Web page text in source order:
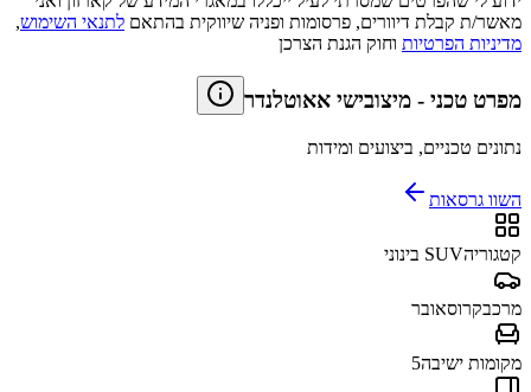
מאשר/ת קבלת דיוורים, פרסומות ופניה שיווקית בהתאם לתנאי השימוש,
מדיניות הפרטיות וחוק הגנת הצרכן
מפרט טכני - מיצובישי אאוטלנדר
נתונים טכניים, ביצועים ומידות
השוו גרסאות
קטגוריהSUV בינוני
מרכבקרוסאובר
מקומות ישיבה5